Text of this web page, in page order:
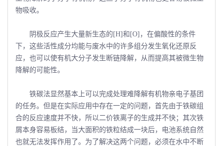
物吸收。
阴极反应产生大量新生态的[H]和[O]，在偏酸性的条件
下，这些活性成分均能与废水中的许多组分发生氧化还原反
应，也可以使有机大分子发生断链降解，从而提高其被微生物
降解的可能性。
铁碳法显然基本上可以完成处理难降解有机物亲电子基团
的任务。但是在实际应用中存在一定的问题，首先由于铁碳组
合的反应速度并不快，所以二价铁离子的生成并不快；其次铁
屑本身容易板结，当大面积的铁粒结成一块后，电池系统自然
也就无法发挥作用了。为了解决这两个问题，必须在水中不断